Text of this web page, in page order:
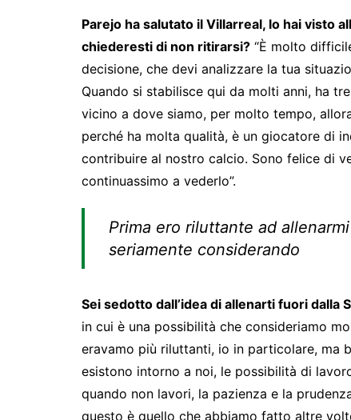
Parejo ha salutato il Villarreal, lo hai visto
chiederesti di non ritirarsi? “È molto
decisione, che devi analizzare la tua
Quando si stabilisce qui da molti anni, ha
vicino a dove siamo, per molto tempo,
perché ha molta qualità, è un giocatore di
contribuire al nostro calcio. Sono felice di
continuassimo a vederlo”.
Prima ero riluttante ad
seriamente considerando
Sei sedotto dall’idea di allenarti fuori dalla
in cui è una possibilità che consideriamo
eravamo più riluttanti, io in particolare, ma
esistono intorno a noi, le possibilità di
quando non lavori, la pazienza e la
questo è quello che abbiamo fatto altre